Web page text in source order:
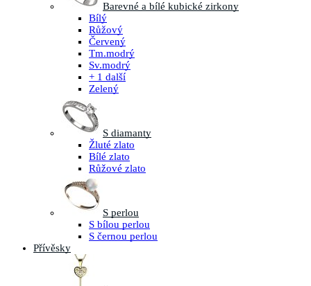
Barevné a bílé kubické zirkony
Bílý
Růžový
Červený
Tm.modrý
Sv.modrý
+ 1 další
Zelený
S diamanty
Žluté zlato
Bílé zlato
Růžové zlato
S perlou
S bílou perlou
S černou perlou
Přívěsky